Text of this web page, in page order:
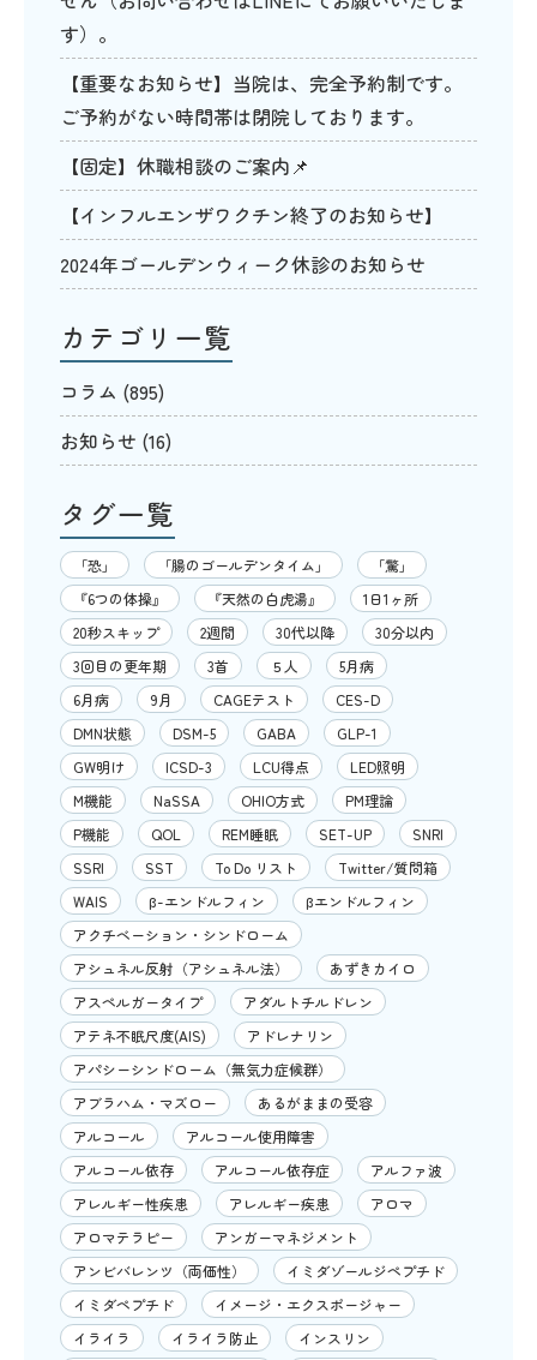
す）。
【重要なお知らせ】当院は、完全予約制です。
ご予約がない時間帯は閉院しております。
【固定】休職相談のご案内📌
【インフルエンザワクチン終了のお知らせ】
2024年ゴールデンウィーク休診のお知らせ
カテゴリ一覧
コラム (895)
お知らせ (16)
タグ一覧
「恐」 「腸のゴールデンタイム」
「驚」
『6つの体操』
『天然の白虎湯』
1日1ヶ所
20秒スキップ
2週間 30代以降
30分以内
3回目の更年期
3首 ５人
5月病
6月病
9月 CAGEテスト
CES-D
DMN状態
DSM-5 GABA
GLP-1
GW明け
ICSD-3 LCU得点
LED照明
M機能
NaSSA OHIO方式
PM理論
P機能
QOL REM睡眠 SET-UP
SNRI
SSRI
SST To Do リスト
Twitter/質問箱
WAIS
β-エンドルフィン
βエンドルフィン
アクチベーション・シンドローム
アシュネル反射（アシュネル法）
あずきカイロ
アスペルガータイプ
アダルトチルドレン
アテネ不眠尺度(AIS)
アドレナリン
アパシーシンドローム（無気力症候群）
アブラハム・マズロー
あるがままの受容
アルコール
アルコール使用障害
アルコール依存
アルコール依存症
アルファ波
アレルギー性疾患
アレルギー疾患
アロマ
アロマテラピー
アンガーマネジメント
アンビバレンツ（両価性）
イミダゾールジペプチド
イミダペプチド
イメージ・エクスポージャー
イライラ
イライラ防止
インスリン